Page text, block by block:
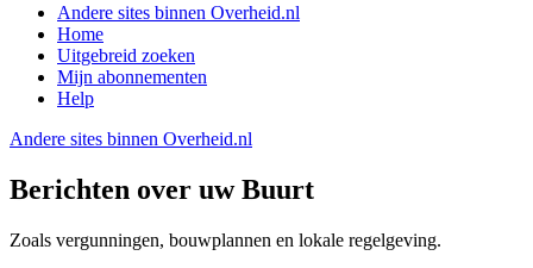
Andere sites binnen Overheid.nl
Home
Uitgebreid zoeken
Mijn abonnementen
Help
Andere sites binnen Overheid.nl
Berichten over uw Buurt
Zoals vergunningen, bouwplannen en lokale regelgeving.